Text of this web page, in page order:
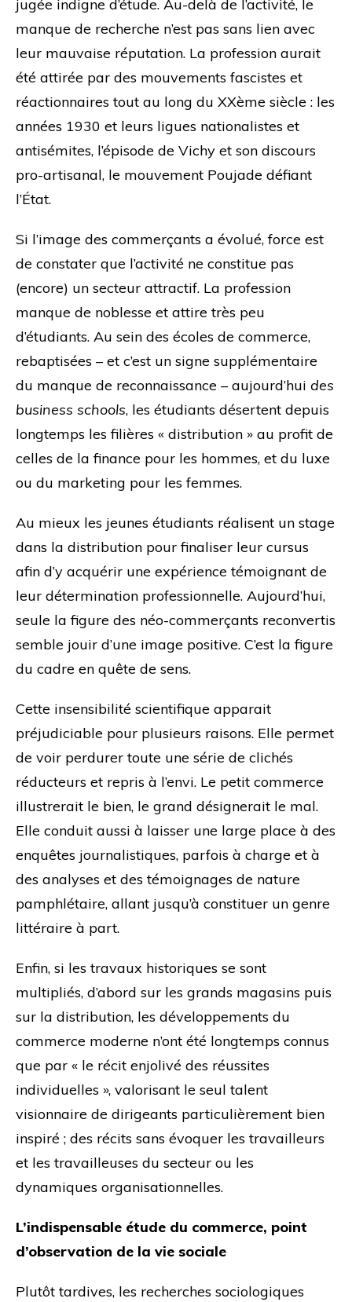
jugée indigne d’étude. Au-delà de l’activité, le
manque de recherche n’est pas sans lien avec
leur mauvaise réputation. La profession aurait
été attirée par des mouvements fascistes et
réactionnaires tout au long du XXème siècle : les
années 1930 et leurs ligues nationalistes et
antisémites, l’épisode de Vichy et son discours
pro-artisanal, le mouvement Poujade défiant
l’État.
Si l’image des commerçants a évolué, force est
de constater que l’activité ne constitue pas
(encore) un secteur attractif. La profession
manque de noblesse et attire très peu
d’étudiants. Au sein des écoles de commerce,
rebaptisées – et c’est un signe supplémentaire
du manque de reconnaissance – aujourd’hui des
business schools, les étudiants désertent depuis
longtemps les filières « distribution » au profit de
celles de la finance pour les hommes, et du luxe
ou du marketing pour les femmes.
Au mieux les jeunes étudiants réalisent un stage
dans la distribution pour finaliser leur cursus
afin d’y acquérir une expérience témoignant de
leur détermination professionnelle. Aujourd’hui,
seule la figure des néo-commerçants reconvertis
semble jouir d’une image positive. C’est la figure
du cadre en quête de sens.
Cette insensibilité scientifique apparait
préjudiciable pour plusieurs raisons. Elle permet
de voir perdurer toute une série de clichés
réducteurs et repris à l’envi. Le petit commerce
illustrerait le bien, le grand désignerait le mal.
Elle conduit aussi à laisser une large place à des
enquêtes journalistiques, parfois à charge et à
des analyses et des témoignages de nature
pamphlétaire, allant jusqu’à constituer un genre
littéraire à part.
Enfin, si les travaux historiques se sont
multipliés, d’abord sur les grands magasins puis
sur la distribution, les développements du
commerce moderne n’ont été longtemps connus
que par « le récit enjolivé des réussites
individuelles », valorisant le seul talent
visionnaire de dirigeants particulièrement bien
inspiré ; des récits sans évoquer les travailleurs
et les travailleuses du secteur ou les
dynamiques organisationnelles.
L’indispensable étude du commerce, point
d’observation de la vie sociale
Plutôt tardives, les recherches sociologiques